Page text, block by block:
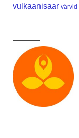
vulkaanisaar värvid